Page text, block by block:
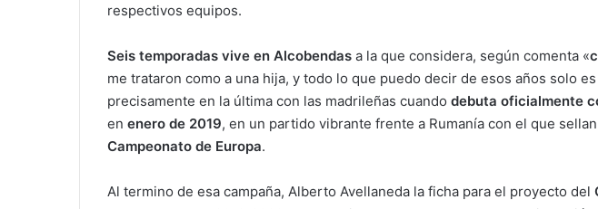
respectivos equipos.
Seis temporadas vive en Alcobendas a la que considera, según comenta «
me trataron como a una hija, y todo lo que puedo decir de esos años solo es
precisamente en la última con las madrileñas cuando debuta oficialmente
en enero de 2019, en un partido vibrante frente a Rumanía con el que
Campeonato de Europa.
Al termino de esa campaña, Alberto Avellaneda la ficha para el proyecto del